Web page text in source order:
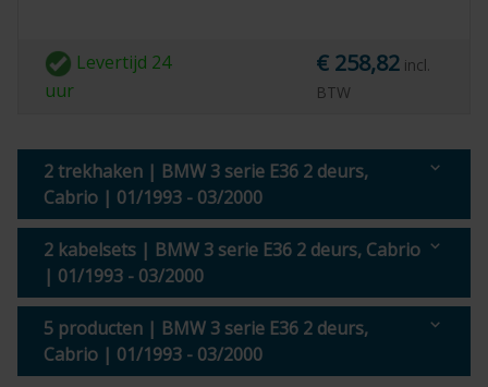
Levertijd 24
uur
€ 258,82 incl.
BTW
2 trekhaken | BMW 3 serie E36 2 deurs,
Cabrio | 01/1993 - 03/2000
2 kabelsets | BMW 3 serie E36 2 deurs, Cabrio
| 01/1993 - 03/2000
5 producten | BMW 3 serie E36 2 deurs,
Cabrio | 01/1993 - 03/2000